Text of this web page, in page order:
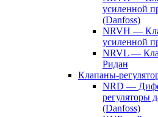
усиленной
(Danfoss)
NRVH —
усиленной
NRVL —
Ридан
Клапаны-
NRD —
регуляторы
(Danfoss)